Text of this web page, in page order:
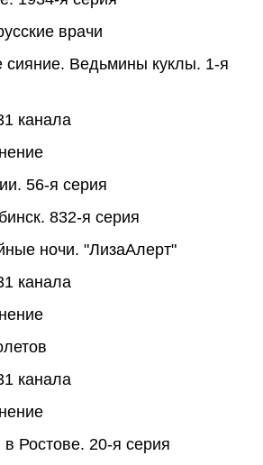
врачи
сияние. Ведьмины куклы. 1-я
канала
56-я серия
832-я серия
ночи. "ЛизаАлерт"
канала
канала
Ростове. 20-я серия